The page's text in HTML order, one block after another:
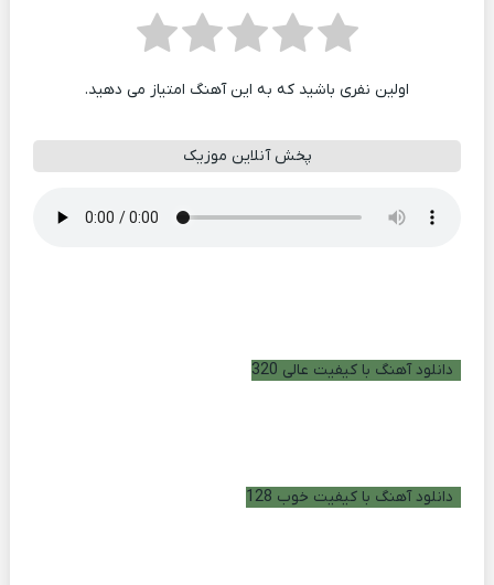
اولین نفری باشید که به این آهنگ امتیاز می دهید.
پخش آنلاین موزیک
دانلود آهنگ با کیفیت عالی 320
دانلود آهنگ با کیفیت خوب 128